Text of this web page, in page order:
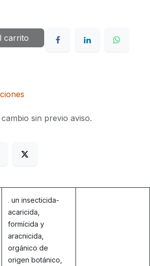
carrito
sin previo aviso.
. un insecticida-
acaricida,
formícida y
aracnicida,
orgánico de
origen botánico,